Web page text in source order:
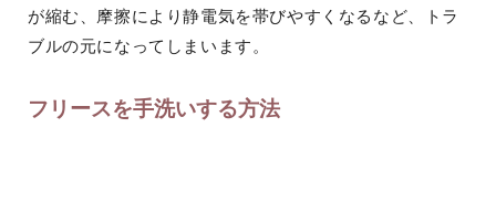
が縮む、摩擦により静電気を帯びやすくなるなど、トラ
ブルの元になってしまいます。
フリースを手洗いする方法